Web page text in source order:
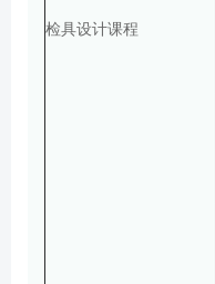
检具设计课程